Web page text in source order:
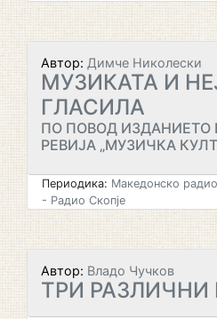
Автор: Димче Николески
МУЗИКАТА И
ГЛАСИЛА
ПО ПОВОД ИЗДАНИЕТО
РЕВИЈА „МУЗИЧКА
Периодика: Македонско радио
- Радио Скопје
Автор: Владо Чучков
ТРИ РАЗЛИЧНИ